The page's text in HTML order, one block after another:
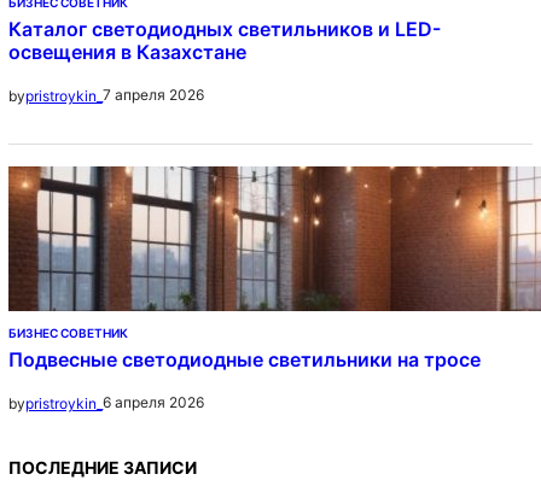
Каталог светодиодных светильников и LED-
освещения в Казахстане
bypristroykin_ 7 апреля 2026
БИЗНЕС СОВЕТНИК
Подвесные светодиодные светильники на тросе
bypristroykin_ 6 апреля 2026
ПОСЛЕДНИЕ ЗАПИСИ